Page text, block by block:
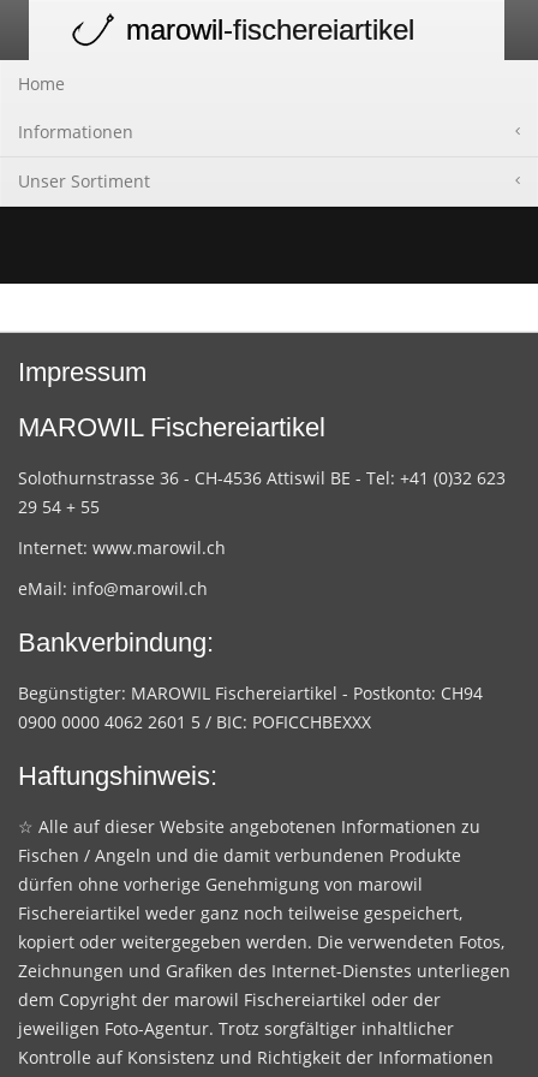
navigation
marowil-fischereiartikel
Home
Informationen
Unser Sortiment
Impressum
MAROWIL Fischereiartikel
Solothurnstrasse 36 - CH-4536 Attiswil BE - Tel: +41 (0)32 623
29 54 + 55
Internet: www.marowil.ch
eMail: info@marowil.ch
Bankverbindung:
Begünstigter: MAROWIL Fischereiartikel - Postkonto: CH94
0900 0000 4062 2601 5 / BIC: POFICCHBEXXX
Haftungshinweis:
☆ Alle auf dieser Website angebotenen Informationen zu
Fischen / Angeln und die damit verbundenen Produkte
dürfen ohne vorherige Genehmigung von marowil
Fischereiartikel weder ganz noch teilweise gespeichert,
kopiert oder weitergegeben werden. Die verwendeten Fotos,
Zeichnungen und Grafiken des Internet-Dienstes unterliegen
dem Copyright der marowil Fischereiartikel oder der
jeweiligen Foto-Agentur. Trotz sorgfältiger inhaltlicher
Kontrolle auf Konsistenz und Richtigkeit der Informationen